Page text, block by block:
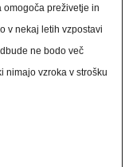
omogoča preživetje in
v nekaj letih vzpostavi
ne bodo več
nimajo vzroka v strošku